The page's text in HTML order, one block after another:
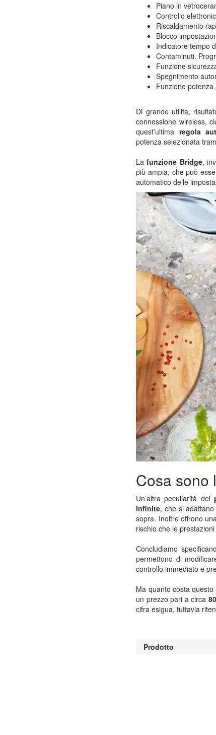
Piano in
Controllo
Riscaldamento
Blocco
Indicatore tempo
Contaminuti.
Funzione
Spegnimento
Funzione potenza
Di grande utilità,
connessione wireless,
quest’ultima regola
potenza selezionata
Lafunzione Bridge,
più ampia, che può
automatico delle
Cosa sono
Un’altra peculiarità dei
Infinite, che si
sopra. Inoltre offrono
rischio che le
Concludiamo
permettono di
controllo immediato e
Ma quanto costa
un prezzo pari a circa
cifra esigua, tuttavia
Prodotto